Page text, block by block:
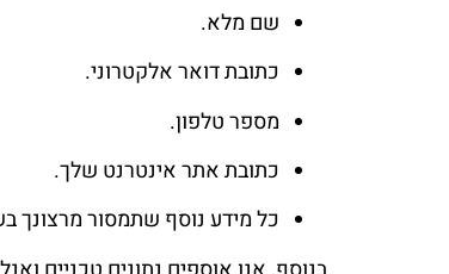
שם מלא.
כתובת דואר אלקטרוני.
מספר טלפון.
כתובת אתר אינטרנט שלך.
כל מידע נוסף שתמסור מרצונך